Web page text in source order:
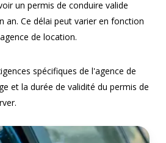
un permis de conduire valide
an. Ce délai peut varier en fonction
de location.
spécifiques de l'agence de
et la durée de validité du permis de